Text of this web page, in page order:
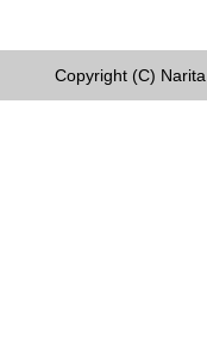
Copyright (C)